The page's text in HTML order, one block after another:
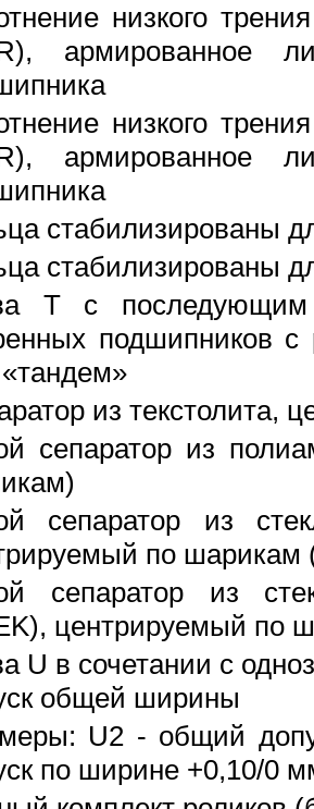
низкого
армированное
низкого
армированное
стабилизированы
стабилизированы
T с
подшипников
из текстолита,
сепаратор из
сепаратор из
по шарикам
сепаратор из
центрируемый по
U в сочетании с
общей ширины
U2 - общий
по ширине +0,10/0